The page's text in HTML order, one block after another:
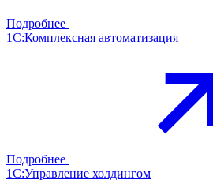
Подробнее
1С:Комплексная автоматизация
Подробнее
1С:Управление холдингом